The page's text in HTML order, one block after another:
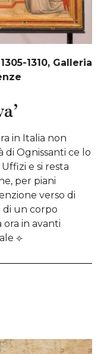
1310, Galleria
in Italia non
di Ognissanti ce lo
e si resta
per piani
verso di
di un corpo
in avanti
⟣